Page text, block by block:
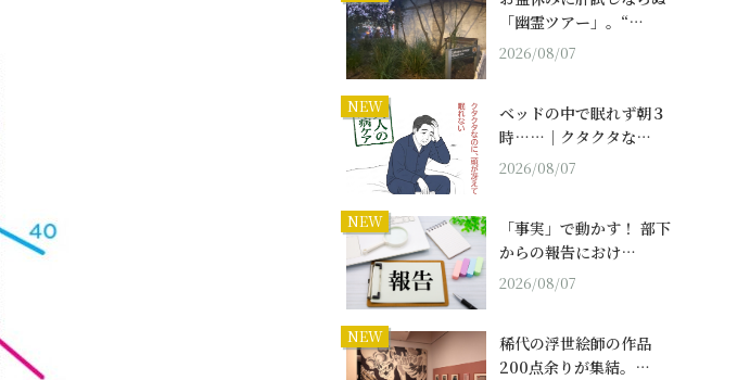
「幽霊ツアー」。“…
2026/08/07
NEW
ベッドの中で眠れず朝３
時……｜クタクタな…
2026/08/07
NEW
「事実」で動かす！ 部下
からの報告におけ…
2026/08/07
NEW
稀代の浮世絵師の作品
200点余りが集結。…